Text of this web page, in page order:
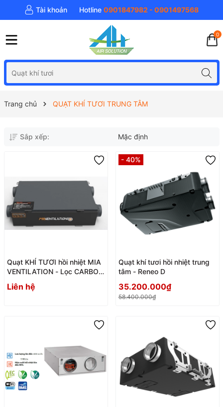
Tài khoản Hotline 0901847982 - 0901497568
0
Trang chủ QUẠT KHÍ TƯƠI TRUNG TÂM
Sắp xếp: Mặc định
Quạt KHÍ TƯƠI hồi nhiệt MIA
VENTILATION - Lọc CARBON
bên ngoài
Liên hệ
- 40%
Quạt khí tươi hồi nhiệt trung
tâm - Reneo D
35.200.000₫
58.400.000₫